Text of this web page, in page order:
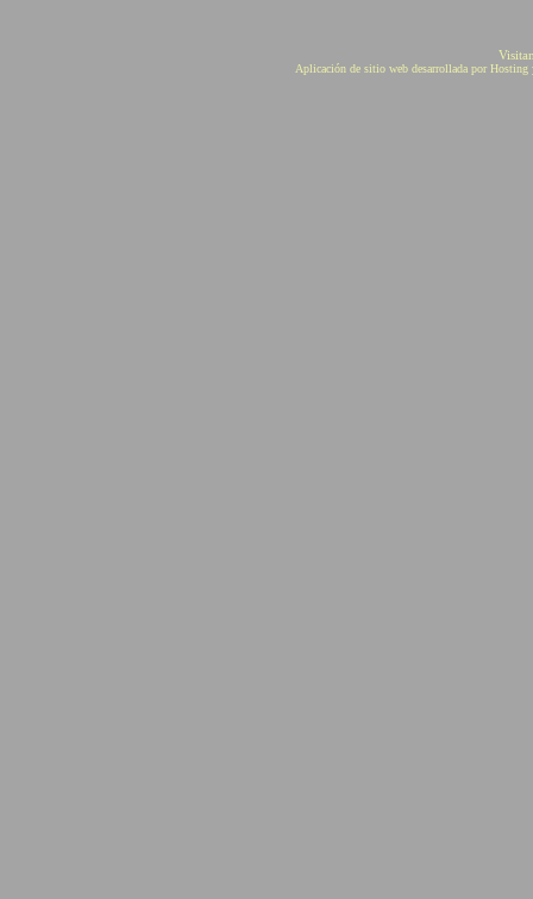
Aplicación de sitio web desarrollada por